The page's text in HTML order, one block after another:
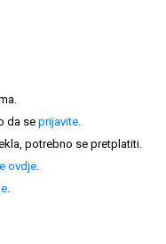
da seprijavite.
potrebno se pretplatiti.
ovdje.
.